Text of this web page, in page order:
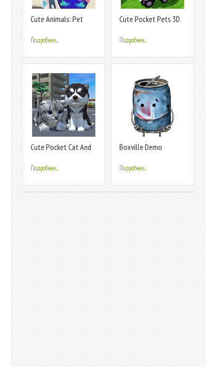
Cute Animals: Pet
Подробнее...
Cute Pocket Pets 3D
Подробнее...
Cute Pocket Cat And
Подробнее...
Boxville Demo
Подробнее...